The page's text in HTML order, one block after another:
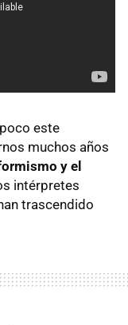
este
muchos años
y el
intérpretes
trascendido